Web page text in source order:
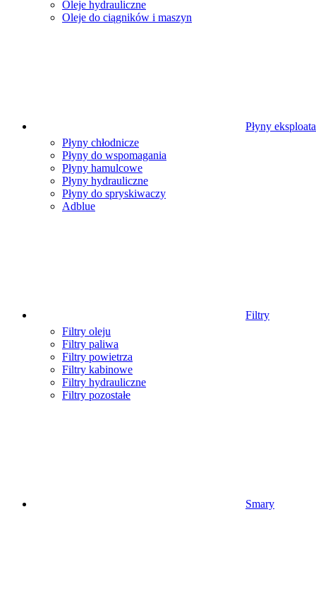
Oleje hydrauliczne
Oleje do ciągników i maszyn
Płyny
Płyny chłodnicze
Płyny do wspomagania
Płyny hamulcowe
Płyny hydrauliczne
Płyny do spryskiwaczy
Adblue
Filtry
Filtry oleju
Filtry paliwa
Filtry powietrza
Filtry kabinowe
Filtry hydrauliczne
Filtry pozostałe
Smary